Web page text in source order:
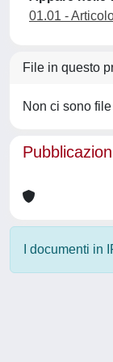
01.01 -
File in questo
Non ci sono
I documenti in